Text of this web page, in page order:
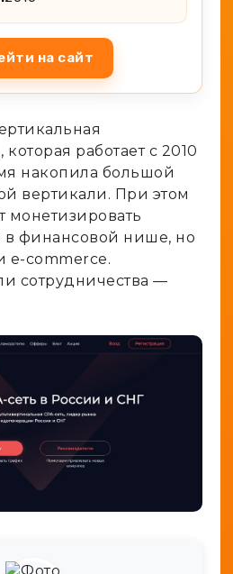
на сайт
которая работает с 2010
накопила большой
вертикали. При этом
монетизировать
в финансовой нише, но
e-commerce.
сотрудничества —